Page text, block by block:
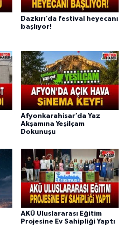
Dazkırı’da festival heyecanı
başlıyor!
Afyonkarahisar’da Yaz
Akşamına Yeşilçam
Dokunuşu
AKÜ Uluslararası Eğitim
Projesine Ev Sahipliği Yaptı